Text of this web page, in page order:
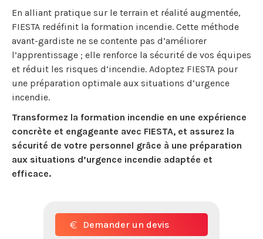
En alliant pratique sur le terrain et réalité augmentée,
FIESTA redéfinit la formation incendie. Cette méthode
avant-gardiste ne se contente pas d’améliorer
l’apprentissage ; elle renforce la sécurité de vos équipes
et réduit les risques d’incendie. Adoptez FIESTA pour
une préparation optimale aux situations d’urgence
incendie.
Transformez la formation incendie en une expérience
concrète et engageante avec FIESTA, et assurez la
sécurité de votre personnel grâce à une préparation
aux situations d’urgence incendie adaptée et
efficace.
Demander un devis